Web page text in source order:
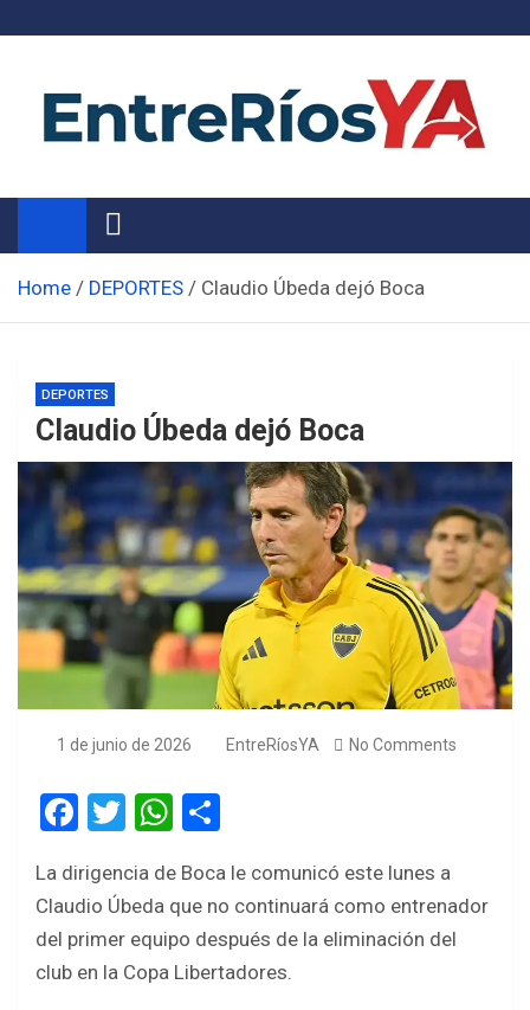
Noticias de Entre Ríos
Información de toda la provincia ahora
Home DEPORTES Claudio Úbeda dejó Boca
DEPORTES
Claudio Úbeda dejó Boca
1 de junio de 2026 EntreRíosYA No Comments
F
ce
b
o
T
tt
er
W
at
s
A
ar
e
La dirigencia de Boca le comunicó este lunes a
Claudio Úbeda que no continuará como entrenador
del primer equipo después de la eliminación del
club en la Copa Libertadores.